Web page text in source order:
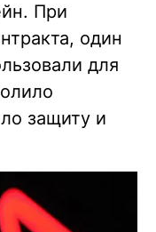
При
один
для
защиту и